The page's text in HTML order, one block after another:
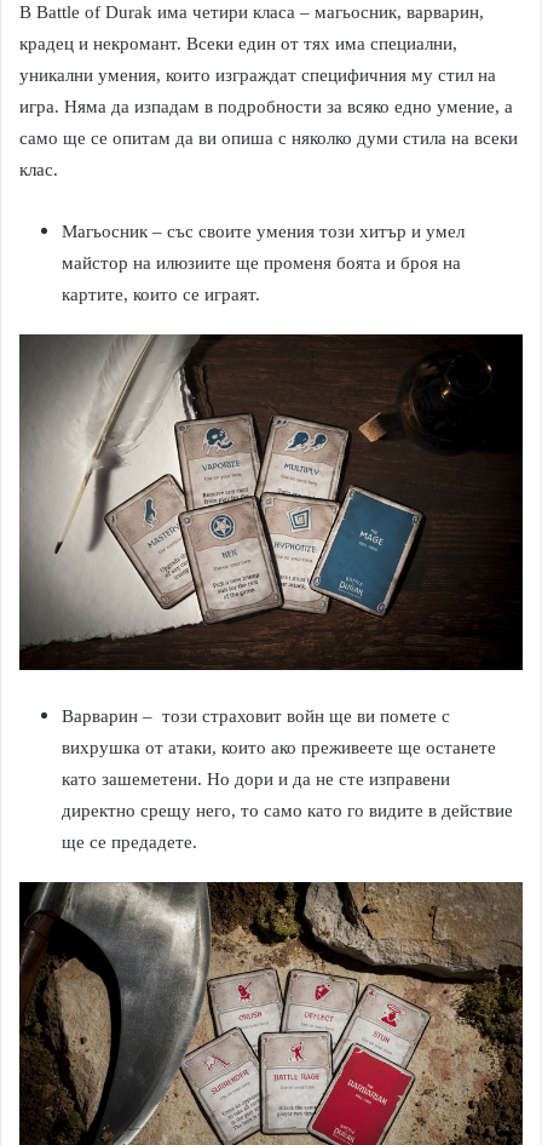
В Battle of Durak има четири класа – магьосник, варварин,
крадец и некромант. Всеки един от тях има специални,
уникални умения, които изграждат специфичния му стил на
игра. Няма да изпадам в подробности за всяко едно умение, а
само ще се опитам да ви опиша с няколко думи стила на всеки
клас.
Магьосник – със своите умения този хитър и умел
майстор на илюзиите ще променя боята и броя на
картите, които се играят.
Варварин – този страховит войн ще ви помете с
вихрушка от атаки, които ако преживеете ще останете
като зашеметени. Но дори и да не сте изправени
директно срещу него, то само като го видите в действие
ще се предадете.